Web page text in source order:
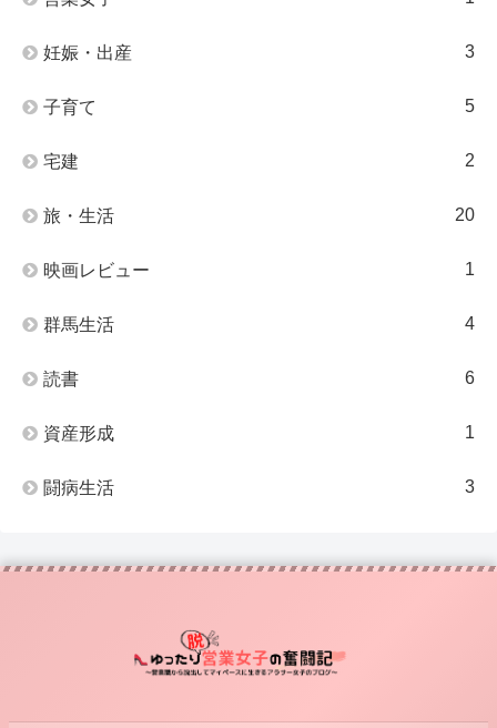
妊娠・出産 3
子育て 5
宅建 2
旅・生活 20
映画レビュー 1
群馬生活 4
読書 6
資産形成 1
闘病生活 3